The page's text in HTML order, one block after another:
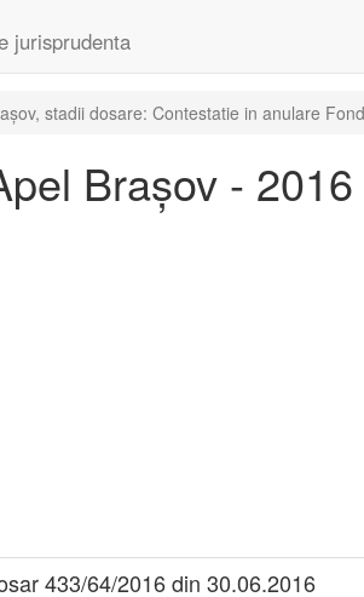
jurisprudenta
stadii dosare: Contestatie in anulare Fond
Brașov - 2016
433/64/2016 din 30.06.2016